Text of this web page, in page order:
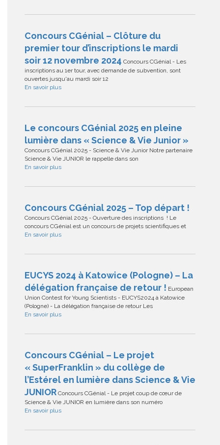
Concours CGénial – Clôture du
premier tour d’inscriptions le mardi
soir 12 novembre 2024 Concours CGénial - Les
inscriptions au 1er tour, avec demande de subvention, sont
ouvertes jusqu'au mardi soir 12
En savoir plus
Le concours CGénial 2025 en pleine
lumière dans « Science & Vie Junior »
Concours CGénial 2025 - Science & Vie Junior Notre partenaire
Science & Vie JUNIOR le rappelle dans son
En savoir plus
Concours CGénial 2025 – Top départ !
Concours CGénial 2025 - Ouverture des inscriptions ! Le
concours CGénial est un concours de projets scientifiques et
En savoir plus
EUCYS 2024 à Katowice (Pologne) – La
délégation française de retour ! European
Union Contest for Young Scientists - EUCYS2024 à Katowice
(Pologne) - La délégation française de retour Les
En savoir plus
Concours CGénial – Le projet
« SuperFranklin » du collège de
l’Estérel en lumière dans Science & Vie
JUNIOR Concours CGénial - Le projet coup de cœur de
Science & Vie JUNIOR en lumière dans son numéro
En savoir plus